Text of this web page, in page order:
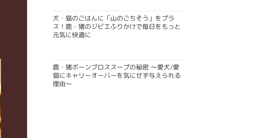
犬・猫のごはんに「山のごちそう」をプラ
ス！鹿・猪のジビエふりかけで毎日をもっと
元気に快適に
鹿・猪ボーンブロススープの秘密 〜愛犬/愛
猫にキャリーオーバーを気にせず与えられる
理由〜